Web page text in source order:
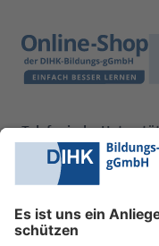
Telefonische
0228 6205 205
Fr.:
09:00-14:00